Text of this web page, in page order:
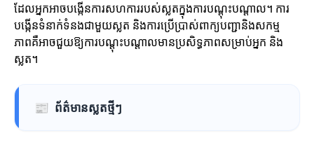
ដែលអ្នកអាចបង្កើនការសហការរបស់ស្លតក្នុងការបណ្តុះបណ្តាល។ ការ
បង្កើនទំនាក់ទំនងជាមួយស្លត និងការប្រើប្រាស់ពាក្យបញ្ជានិងសកម្ម
ភាពគឺអាចជួយឱ្យការបណ្តុះបណ្តាលមានប្រសិទ្ធភាពសម្រាប់អ្នក និង
ស្លត។
📰 ព័ត៌មានស្លតថ្មីៗ